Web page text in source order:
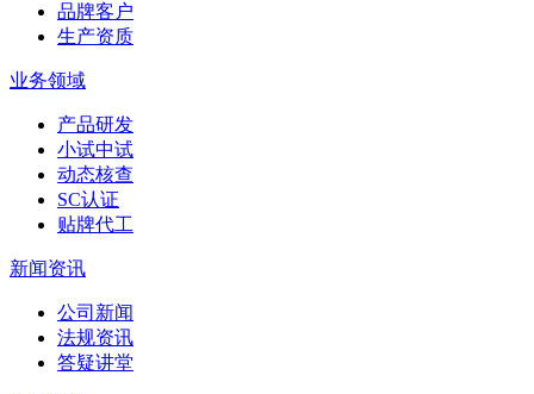
品牌客户
生产资质
业务领域
产品研发
小试中试
动态核查
SC认证
贴牌代工
新闻资讯
公司新闻
法规资讯
答疑讲堂